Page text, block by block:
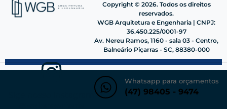
Copyright © 2026. Todos os direitos
reservados.
WGB Arquitetura e Engenharia | CNPJ:
36.450.225/0001-97
Av. Nereu Ramos, 1160 - sala 03 - Centro,
Balneário Piçarras - SC, 88380-000
Whatsapp para orçamentos
(47) 98405 - 9474